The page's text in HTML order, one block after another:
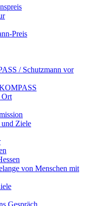
Preis
/ Schutzmann vor
Ort
Ziele
von Menschen mit
Gespräch